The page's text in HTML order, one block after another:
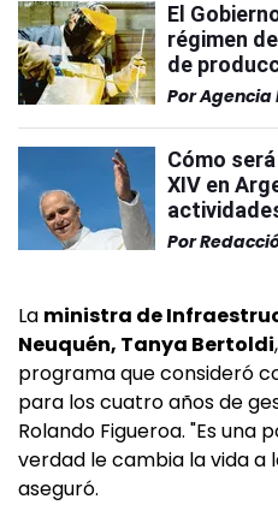
El
régimen
de
PorAgencia
Cómo
XIV en
Por
La ministra de
Neuquén, Tanya Bertoldi
programa que consideró
para los cuatro años de
Rolando Figueroa. "Es una
verdad le cambia la vida a
aseguró.